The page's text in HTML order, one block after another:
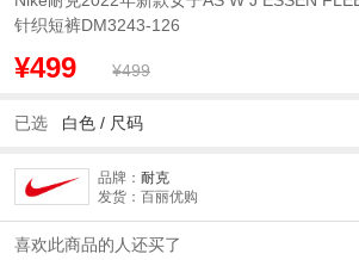
针织短裤DM3243-126
¥499 ¥499
已选 白色 / 尺码
品牌： 耐克
发货：百丽优购
喜欢此商品的人还买了